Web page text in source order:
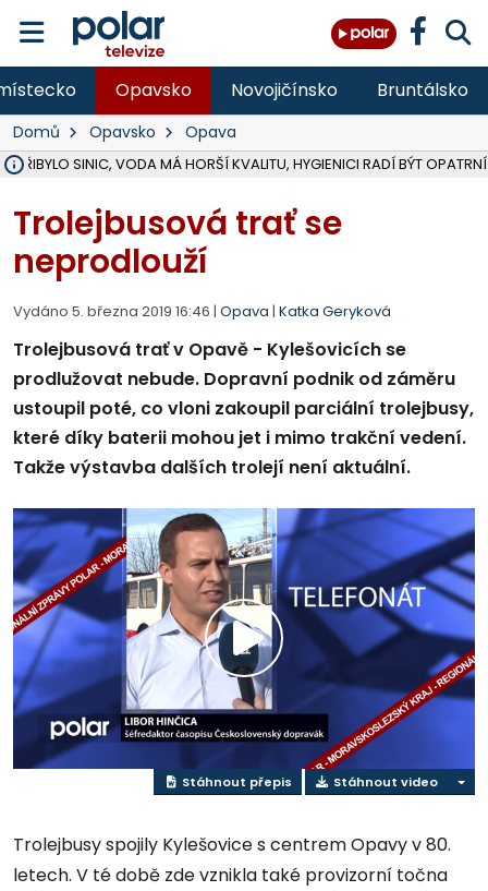
Opavsko Novojičínsko Bruntálsko
Domů Opavsko Opava
PŘIBYLO SINIC, VODA MÁ HORŠÍ KVALITU, HYGIENICI RADÍ BÝT OPATRNÍ
Trolejbusová trať se
neprodlouží
Vydáno 5. března 2019 16:46 | Opava | Katka Geryková
Trolejbusová trať v Opavě - Kylešovicích se
prodlužovat nebude. Dopravní podnik od záměru
ustoupil poté, co vloni zakoupil parciální trolejbusy,
které díky baterii mohou jet i mimo trakční vedení.
Takže výstavba dalších trolejí není aktuální.
Přehrát
video
Stáhnout přepis Stáhnout video
Trolejbusy spojily Kylešovice s centrem Opavy v 80.
letech. V té době zde vznikla také provizorní točna